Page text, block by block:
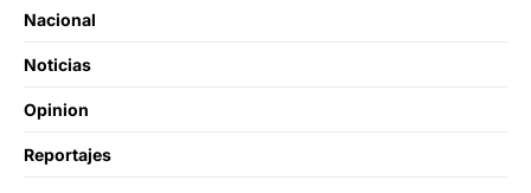
Nacional
Noticias
Opinion
Reportajes